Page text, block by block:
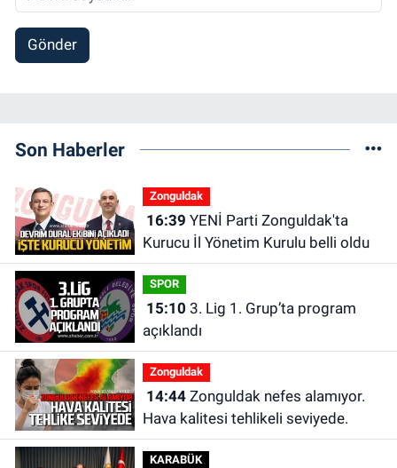
Gönder
Son Haberler
Zonguldak
16:39
Kurucu İl Yönetim Kurulu belli oldu
SPOR
15:10
açıklandı
Zonguldak
14:44Zonguldak nefes alamıyor.
Hava kalitesi tehlikeli seviyede.
KARABÜK